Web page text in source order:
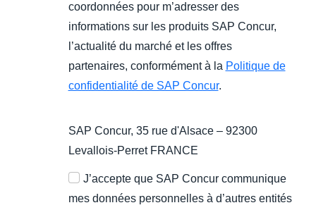
coordonnées pour m’adresser des
informations sur les produits SAP Concur,
l’actualité du marché et les offres
partenaires, conformément à la Politique de
confidentialité de SAP Concur.
SAP Concur, 35 rue d'Alsace – 92300
Levallois-Perret FRANCE
J’accepte que SAP Concur communique
mes données personnelles à d’autres entités